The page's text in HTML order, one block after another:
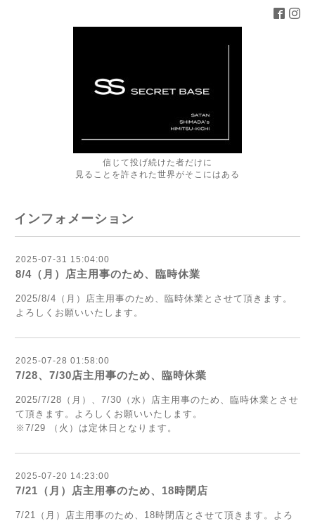
信じて投げ続けた者だけに
見ることを許された世界がそこにはある
インフォメーション
2025-07-31 15:04:00
8/4（月）店主用事のため、臨時休業
2025/8/4（月） 店主用事のため、臨時休業 とさせて頂きます。
よろしくお願いいたします。
2025-07-28 01:58:00
7/28、7/30店主用事のため、臨時休業
2025/7/28（月）、7/30（水） 店主用事のため、臨時休業 とさせ
て頂きます。よろしくお願いいたします。
※7/29 （火）は定休日となります。
2025-07-20 14:23:00
7/21（月）店主用事のため、18時閉店
7/21（月） 店主用事のため、18時閉店 とさせて頂きます。よろ